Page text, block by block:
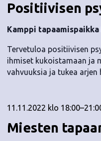
Positiivisen
Kamppi tapaamispaikka
Tervetuloa positiivisen
ihmiset kukoistamaan ja
vahvuuksia ja tukea
Miesten
11.11.2022 klo 18:00–